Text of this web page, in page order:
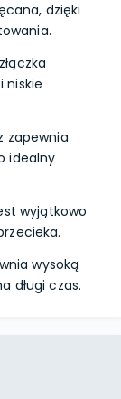
dzięki
niskie
zapewnia
idealny
wyjątkowo
wysoką
długi czas.